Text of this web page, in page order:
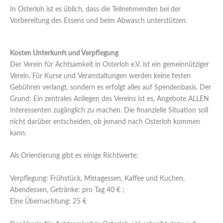
In Osterloh ist es üblich, dass die Teilnehmenden bei der
Vorbereitung des Essens und beim Abwasch unterstützen.
Kosten Unterkunft und Verpflegung
Der Verein für Achtsamkeit in Osterloh e.V. ist ein gemeinnütziger
Verein. Für Kurse und Veranstaltungen werden keine festen
Gebühren verlangt, sondern es erfolgt alles auf Spendenbasis. Der
Grund: Ein zentrales Anliegen des Vereins ist es, Angebote ALLEN
Interessenten zugänglich zu machen. Die finanzielle Situation soll
nicht darüber entscheiden, ob jemand nach Osterloh kommen
kann.
Als Orientierung gibt es einige Richtwerte:
Verpflegung: Frühstück, Mittagessen, Kaffee und Kuchen,
Abendessen, Getränke: pro Tag 40 € ;
Eine Übernachtung: 25 €